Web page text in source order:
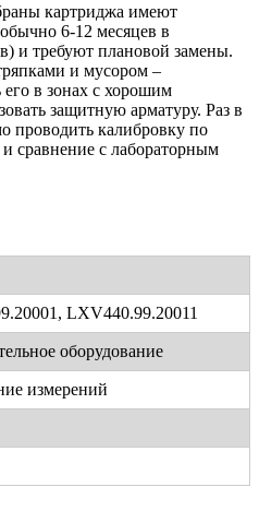
картриджа имеют
6-12 месяцев в
и требуют плановой замены.
и мусором –
его в зонах с хорошим
защитную арматуру. Раз в
проводить калибровку по
сравнение с лабораторным
LXV440.99.20011
оборудование
измерений